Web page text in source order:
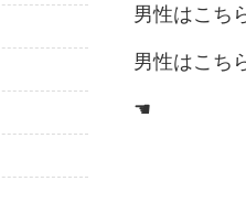
男性はこち
男性はこち
☚